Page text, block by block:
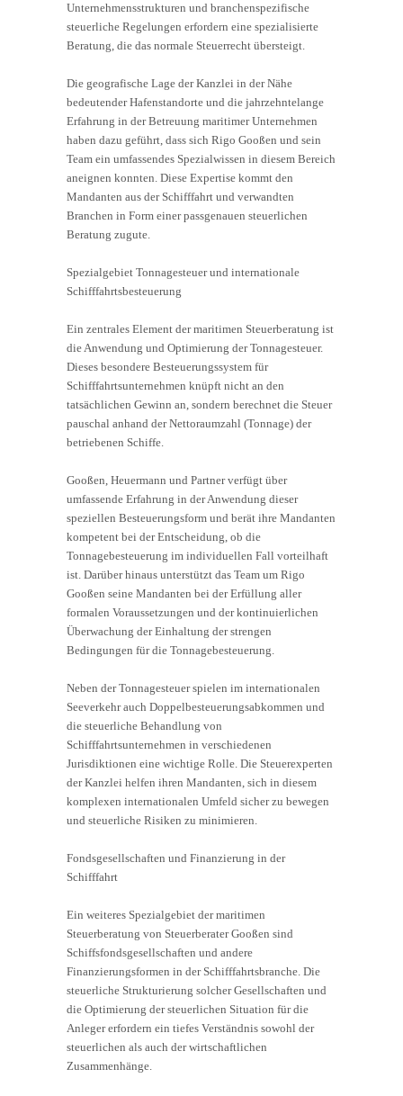
Unternehmensstrukturen und branchenspezifische
steuerliche Regelungen erfordern eine spezialisierte
Beratung, die das normale Steuerrecht übersteigt.
Die geografische Lage der Kanzlei in der Nähe
bedeutender Hafenstandorte und die jahrzehntelange
Erfahrung in der Betreuung maritimer Unternehmen
haben dazu geführt, dass sich Rigo Gooßen und sein
Team ein umfassendes Spezialwissen in diesem Bereich
aneignen konnten. Diese Expertise kommt den
Mandanten aus der Schifffahrt und verwandten
Branchen in Form einer passgenauen steuerlichen
Beratung zugute.
Spezialgebiet Tonnagesteuer und internationale
Schifffahrtsbesteuerung
Ein zentrales Element der maritimen Steuerberatung ist
die Anwendung und Optimierung der Tonnagesteuer.
Dieses besondere Besteuerungssystem für
Schifffahrtsunternehmen knüpft nicht an den
tatsächlichen Gewinn an, sondern berechnet die Steuer
pauschal anhand der Nettoraumzahl (Tonnage) der
betriebenen Schiffe.
Gooßen, Heuermann und Partner verfügt über
umfassende Erfahrung in der Anwendung dieser
speziellen Besteuerungsform und berät ihre Mandanten
kompetent bei der Entscheidung, ob die
Tonnagebesteuerung im individuellen Fall vorteilhaft
ist. Darüber hinaus unterstützt das Team um Rigo
Gooßen seine Mandanten bei der Erfüllung aller
formalen Voraussetzungen und der kontinuierlichen
Überwachung der Einhaltung der strengen
Bedingungen für die Tonnagebesteuerung.
Neben der Tonnagesteuer spielen im internationalen
Seeverkehr auch Doppelbesteuerungsabkommen und
die steuerliche Behandlung von
Schifffahrtsunternehmen in verschiedenen
Jurisdiktionen eine wichtige Rolle. Die Steuerexperten
der Kanzlei helfen ihren Mandanten, sich in diesem
komplexen internationalen Umfeld sicher zu bewegen
und steuerliche Risiken zu minimieren.
Fondsgesellschaften und Finanzierung in der
Schifffahrt
Ein weiteres Spezialgebiet der maritimen
Steuerberatung von Steuerberater Gooßen sind
Schiffsfondsgesellschaften und andere
Finanzierungsformen in der Schifffahrtsbranche. Die
steuerliche Strukturierung solcher Gesellschaften und
die Optimierung der steuerlichen Situation für die
Anleger erfordern ein tiefes Verständnis sowohl der
steuerlichen als auch der wirtschaftlichen
Zusammenhänge.